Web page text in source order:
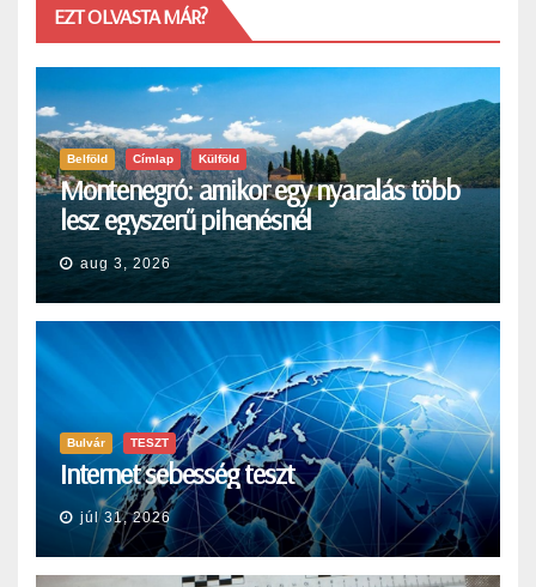
EZT OLVASTA MÁR?
Belföld Címlap Külföld
Montenegró: amikor egy nyaralás több
lesz egyszerű pihenésnél
aug 3, 2026
Bulvár TESZT
Internet sebesség teszt
júl 31, 2026